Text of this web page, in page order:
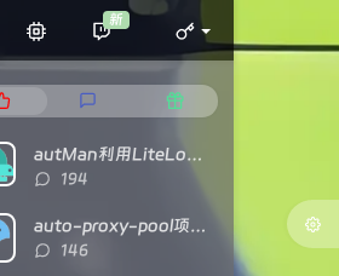
新
门
文
章
新
评
随
机
文autMan利用LiteLoaderQQNT对接NTQQ
评
数：
194
auto-proxy-pool项目部署及食用教程
评
146